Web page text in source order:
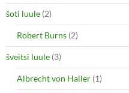
šoti luule (2)
Robert Burns (2)
šveitsi luule (3)
Albrecht von Haller (1)